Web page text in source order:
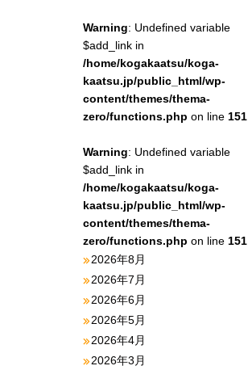
Warning: Undefined variable
$add_link in
/home/kogakaatsu/koga-
kaatsu.jp/public_html/wp-
content/themes/thema-
zero/functions.php on line 151
Warning: Undefined variable
$add_link in
/home/kogakaatsu/koga-
kaatsu.jp/public_html/wp-
content/themes/thema-
zero/functions.php on line 151
2026年8月
2026年7月
2026年6月
2026年5月
2026年4月
2026年3月